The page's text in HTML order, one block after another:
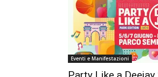
Eventi e Manifestazioni